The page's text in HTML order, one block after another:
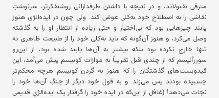
مترقی بقبولاند، و در نتیجه با داشتن طرفدارانی روشنفکرتر، سرنوشتِ
نقاشی را به اصطلاح خود به‌کلی عوض کند. ولی چون در ایده‌الژی هنوز
پابند چیزهایی بود که بی‌اختیار و حتی زیاده از انتظار او را به گذشته
وصل می‌کرد، و هنوز آن‌گونه که باید به‌کلی خود را از طبیعت ظاهری نه
تنها خارج نکرده بود بلکه بیشتر به آن‌ها پابند شده بود، از این‌رو
سوررآلیسم که از چندی قبل تقریباً به موازات کوبیسم پیش می‌آمد، این
قیدوبست‌های گذشتگان را که هنوز به گردن کوبیسم هرچه محکم‌تر
چسبیده بودند پس می‌زند. و به قول خود دیگر از چنگِ آن‌ها خود را
نجات می‌دهد! (غافل از این‌که در ایده‌ خود را گرفتار یک ایده‌الژیِ قدیمی